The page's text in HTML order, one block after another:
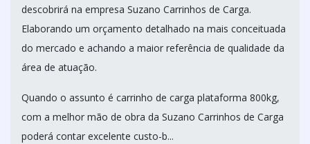
descobrirá na empresa Suzano Carrinhos de Carga.
Elaborando um orçamento detalhado na mais conceituada
do mercado e achando a maior referência de qualidade da
área de atuação.
Quando o assunto é carrinho de carga plataforma 800kg,
com a melhor mão de obra da Suzano Carrinhos de Carga
poderá contar excelente custo-b...